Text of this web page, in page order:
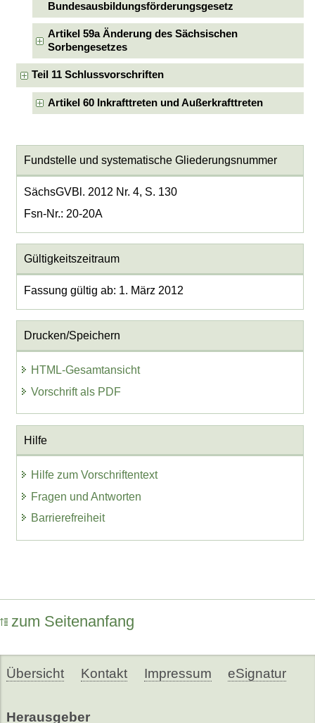
Bundesausbildungsförderungsgesetz
Artikel 59a Änderung des Sächsischen
Sorbengesetzes
Teil 11 Schlussvorschriften
Artikel 60 Inkrafttreten und Außerkrafttreten
Fundstelle und systematische Gliederungsnummer
SächsGVBl. 2012 Nr. 4, S. 130
Fsn-Nr.: 20-20A
Gültigkeitszeitraum
Fassung gültig ab: 1. März 2012
Drucken/Speichern
HTML-Gesamtansicht
Vorschrift als PDF
Hilfe
Hilfe zum Vorschriftentext
Fragen und Antworten
Barrierefreiheit
zum Seitenanfang
Übersicht Kontakt Impressum eSignatur
Herausgeber